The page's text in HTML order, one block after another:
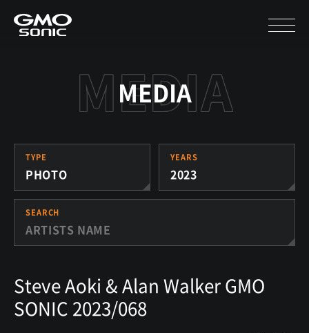
MEDIA
TYPE
PHOTO
YEARS
2023
SEARCH
Steve Aoki & Alan Walker GMO
SONIC 2023/068